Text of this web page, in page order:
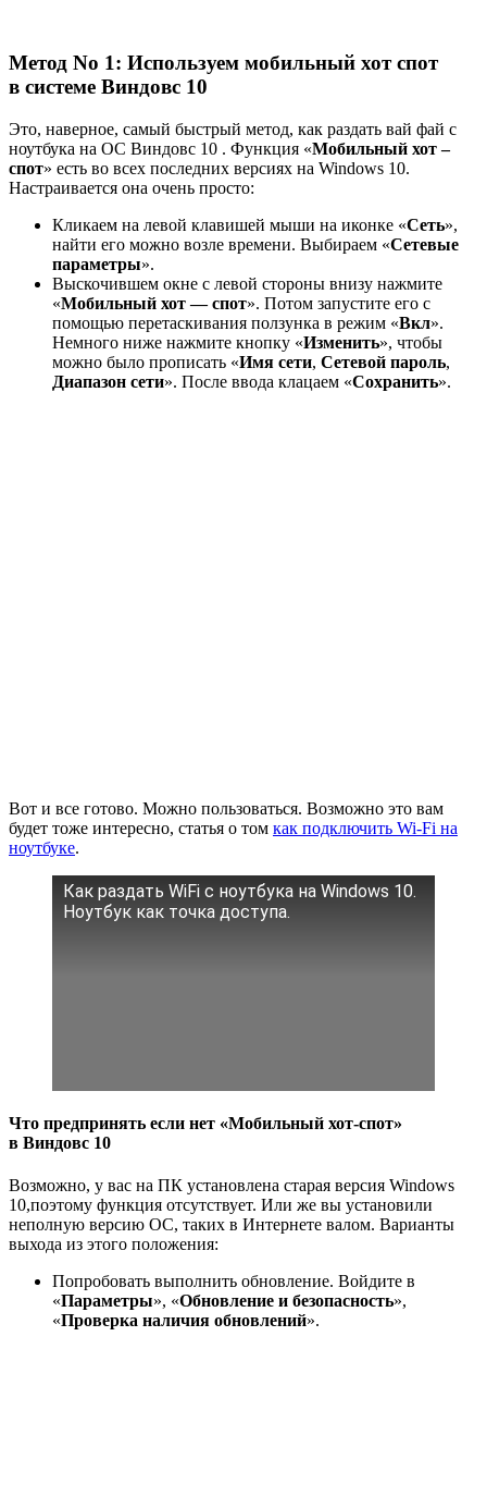
Метод No 1: Используем мобильный хот спот
в системе Виндовс 10
Это, наверное, самый быстрый метод, как раздать вай фай с
ноутбука на ОС Виндовс 10 . Функция «Мобильный хот –
спот» есть во всех последних версиях на Windows 10.
Настраивается она очень просто:
Кликаем на левой клавишей мыши на иконке «Сеть»,
найти его можно возле времени. Выбираем «Сетевые
параметры».
Выскочившем окне с левой стороны внизу нажмите
«Мобильный хот — спот». Потом запустите его с
помощью перетаскивания ползунка в режим «Вкл».
Немного ниже нажмите кнопку «Изменить», чтобы
можно было прописать «Имя сети, Сетевой пароль,
Диапазон сети». После ввода клацаем «Сохранить».
Вот и все готово. Можно пользоваться. Возможно это вам
будет тоже интересно, статья о том как подключить Wi-Fi на
ноутбуке.
Как раздать WiFi с ноутбука на Windows 10.
Ноутбук как точка доступа.
Что предпринять если нет «Мобильный хот-спот»
в Виндовс 10
Возможно, у вас на ПК установлена старая версия Windows
10,поэтому функция отсутствует. Или же вы установили
неполную версию ОС, таких в Интернете валом. Варианты
выхода из этого положения:
Попробовать выполнить обновление. Войдите в
«Параметры», «Обновление и безопасность»,
«Проверка наличия обновлений».